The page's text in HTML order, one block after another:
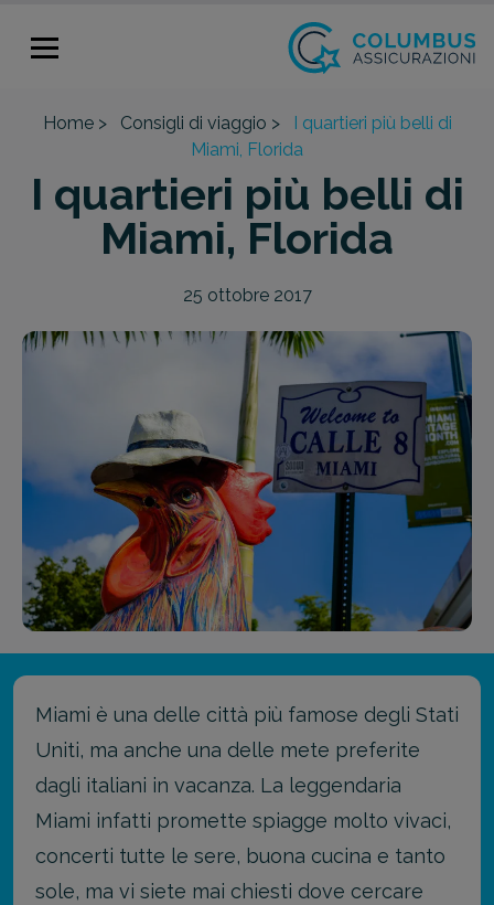
Home > Consigli di viaggio >
I quartieri più belli di
Miami, Florida
I quartieri più belli di
Miami, Florida
25 ottobre 2017
Miami è una delle città più famose degli Stati
Uniti, ma anche una delle mete preferite
dagli italiani in vacanza. La leggendaria
Miami infatti promette spiagge molto vivaci,
concerti tutte le sere, buona cucina e tanto
sole, ma vi siete mai chiesti dove cercare